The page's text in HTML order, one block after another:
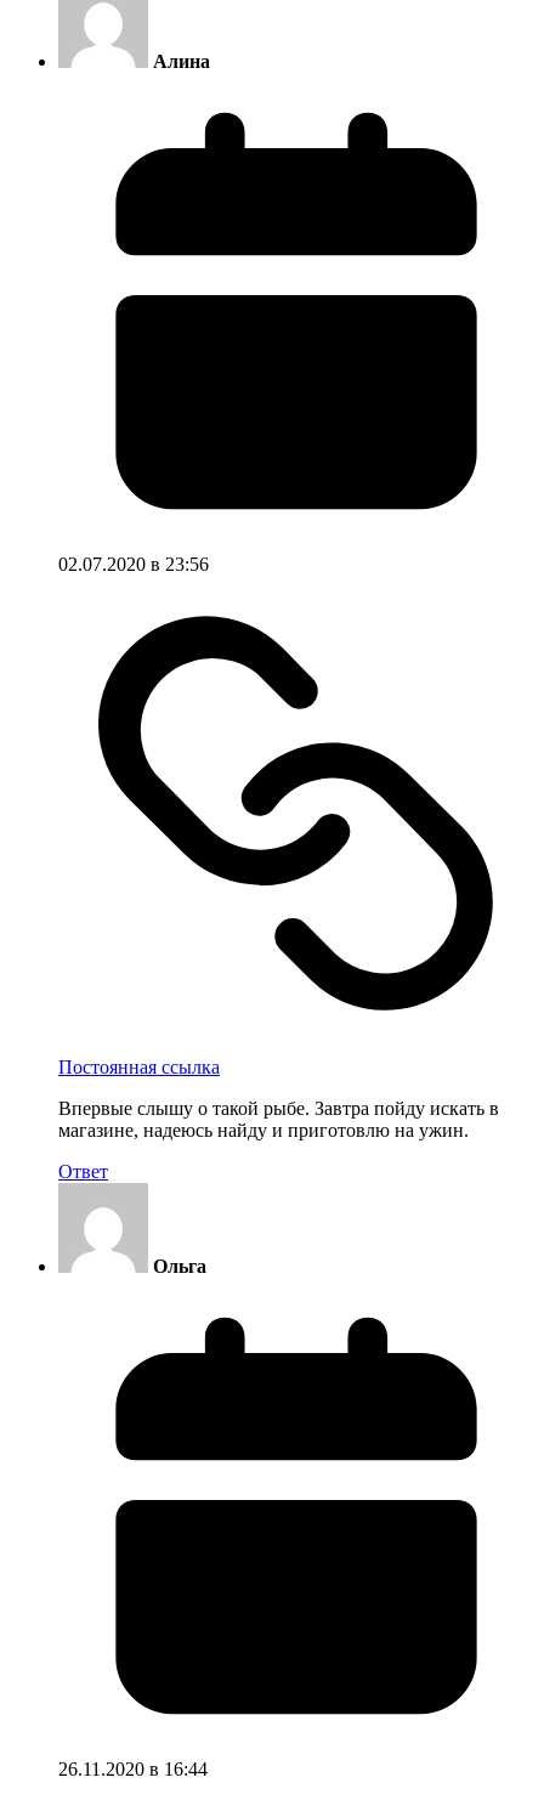
Алина
02.07.2020 в 23:56
Постоянная ссылка
Впервые слышу о такой рыбе. Завтра пойду искать в
магазине, надеюсь найду и приготовлю на ужин.
Ответ
Ольга
26.11.2020 в 16:44